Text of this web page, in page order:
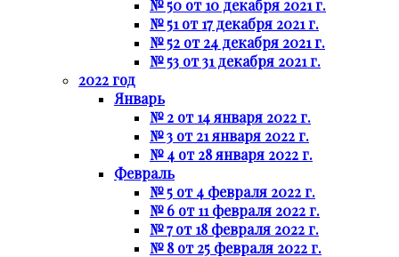
№ 50 от 10 декабря 2021 г.
№ 51 от 17 декабря 2021 г.
№ 52 от 24 декабря 2021 г.
№ 53 от 31 декабря 2021 г.
2022 год
Январь
№ 2 от 14 января 2022 г.
№ 3 от 21 января 2022 г.
№ 4 от 28 января 2022 г.
Февраль
№ 5 от 4 февраля 2022 г.
№ 6 от 11 февраля 2022 г.
№ 7 от 18 февраля 2022 г.
№ 8 от 25 февраля 2022 г.